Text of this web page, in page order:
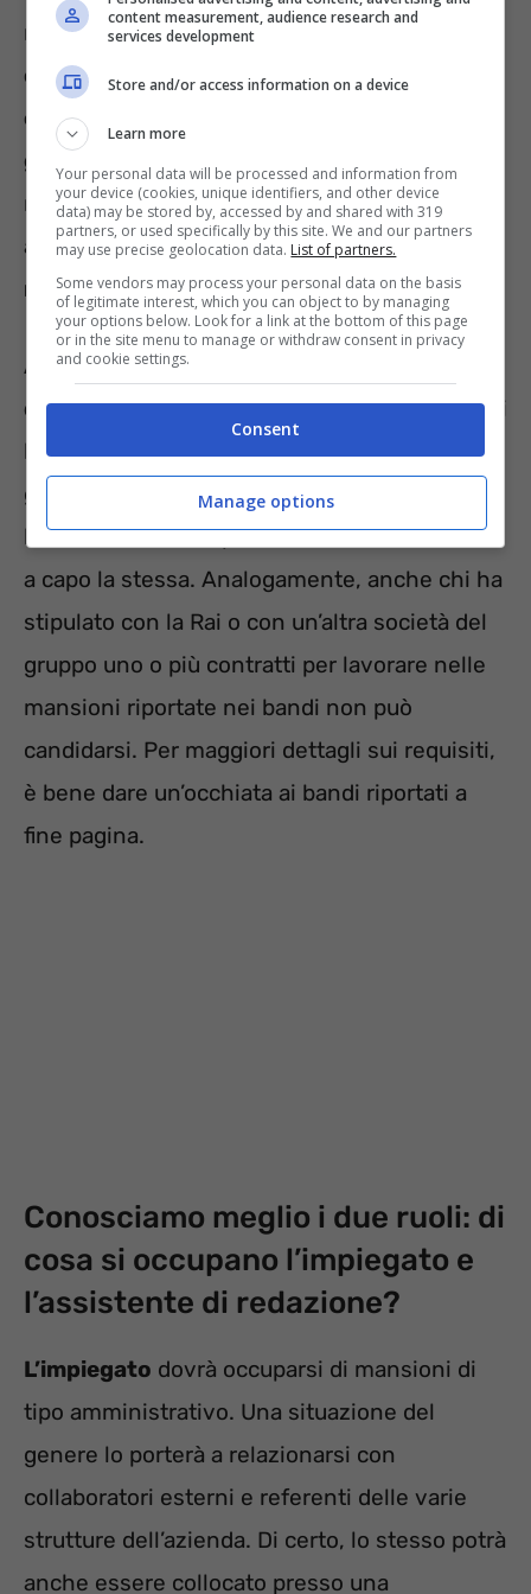
nostro paese. Come detto poco prima,
offerte di lavoro sono rivolte ai candidati
che possiedono tra i 18 ed i 29 anni e 364
giorni
. Poi, come unico requisito formativo, è
richiesto il diploma di maturità. Allo stesso si
aggiunge, solo per gli assistenti di
redazione,la patente di guida di tipo B.
Al contrario,non possono presentare la
domandatutti coloro che risultano esser stati
licenziati dalla Rai o da un’altra società del
gruppo. Stesso discorso vale per chi già
lavora in Rai o sempre in un’altra società con
a capo la stessa. Analogamente, anche chi ha
stipulato con la Rai o con un’altra società del
gruppo uno o più contratti per lavorare nelle
mansioni riportate nei bandi non può
candidarsi. Per maggiori dettagli sui requisiti,
è bene dare un’occhiata ai bandi riportati a
fine pagina.
Conosciamo meglio i due ruoli: di
cosa si occupano l’impiegato e
l’assistente di redazione?
L’impiegato dovrà occuparsi di mansioni di
tipo amministrativo. Una situazione del
genere lo porterà a relazionarsi con
collaboratori esterni e referenti delle varie
strutture dell’azienda. Di certo, lo stesso potrà
anche essere collocato presso una
content measurement, audience research and
services development
Store and/or access information on a device
Learn more
Your personal data will be processed and information from
your device (cookies, unique identifiers, and other device
data) may be stored by, accessed by and shared with 319
partners, or used specifically by this site. We and our partners
may use precise geolocation data. List of partners.
Some vendors may process your personal data on the basis
of legitimate interest, which you can object to by managing
your options below. Look for a link at the bottom of this page
or in the site menu to manage or withdraw consent in privacy
and cookie settings.
Consent
Manage options